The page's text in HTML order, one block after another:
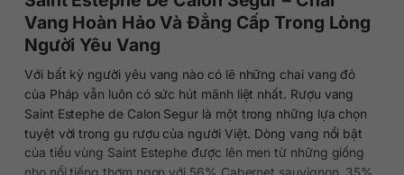
Vang Hoàn Hảo Và Đẳng Cấp Trong Lòng
Người Yêu Vang
Với bất kỳ người yêu vang nào có lẽ những chai vang đỏ
của Pháp vẫn luôn có sức hút mãnh liệt nhất. Rượu vang
Saint Estephe de Calon Segur là một trong những lựa chọn
tuyệt vời trong gu rượu của người Việt. Dòng vang nổi bật
của tiểu vùng Saint Estephe được lên men từ những giống
nho nổi tiếng thơm ngon với 56% Cabernet sauvignon, 35%